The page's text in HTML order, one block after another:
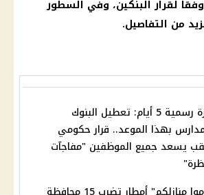
لقرار البنكين، وفي السطور
من التفاصيل.
إجازة رسمية 5 أيام: تعطيل البنوك
بهذا الموعد.. قرار حكومي
يسعد جميع الموظفين "مفاجآت